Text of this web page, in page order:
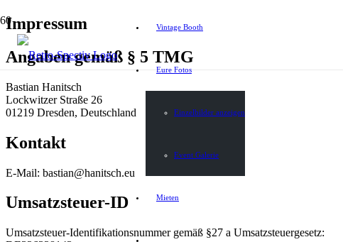
Vintage Booth
Eure Fotos
Einzelbilder anzeigen
Event Galerie
Mieten
Impressum
Angaben gemäß § 5 TMG
Bastian Hanitsch
Lockwitzer Straße 26
01219 Dresden, Deutschland
Kontakt
E-Mail: bastian@hanitsch.eu
Umsatzsteuer-ID
Umsatzsteuer-Identifikationsnummer gemäß §27 a Umsatzsteuergesetz: